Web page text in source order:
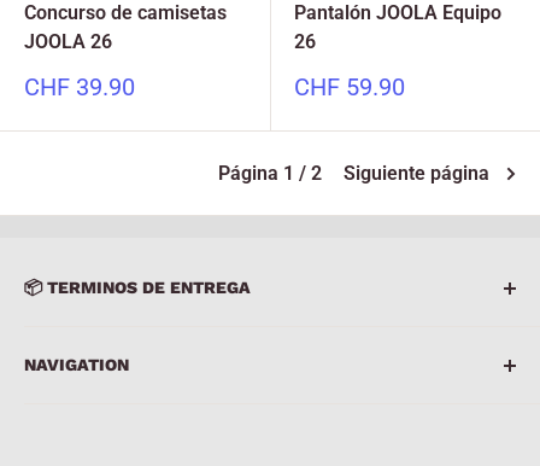
Concurso de camisetas
JOOLA 26
Precio
CHF 39.90
Pantalón JOOLA Equipo
26
Precio
CHF 59.90
Página 1 / 2 Siguiente página
📦 TERMINOS DE ENTREGA
para el pago anticipado.
NAVIGATION